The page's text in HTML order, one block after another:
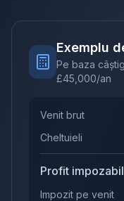
Exemplu
Pe baza
£45,000/an
Venit brut
Cheltuieli
Profit impozabil
Impozit pe venit